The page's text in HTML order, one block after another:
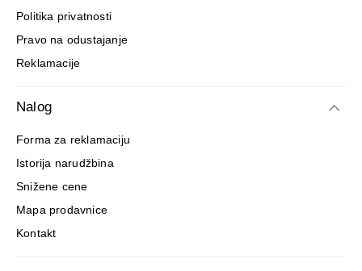
Politika privatnosti
Pravo na odustajanje
Reklamacije
Nalog
Forma za reklamaciju
Istorija narudžbina
Snižene cene
Mapa prodavnice
Kontakt